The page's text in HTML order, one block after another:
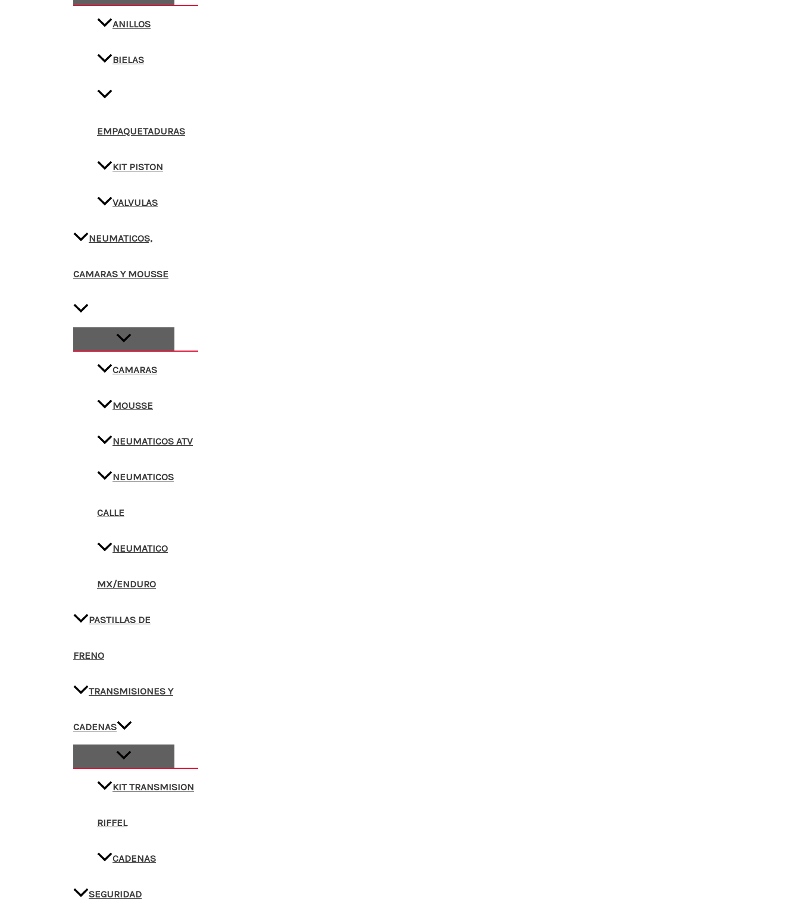
ANILLOS
BIELAS
EMPAQUETADURAS
KIT PISTON
VALVULAS
NEUMATICOS,
CAMARAS Y MOUSSE
CAMARAS
MOUSSE
NEUMATICOS ATV
NEUMATICOS
CALLE
NEUMATICO
MX/ENDURO
PASTILLAS DE
FRENO
TRANSMISIONES Y
CADENAS
KIT TRANSMISION
RIFFEL
CADENAS
SEGURIDAD